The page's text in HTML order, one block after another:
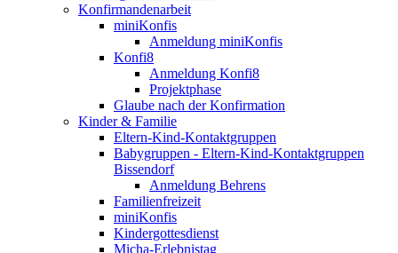
Konfirmandenarbeit
miniKonfis
Anmeldung miniKonfis
Konfi8
Anmeldung Konfi8
Projektphase
Glaube nach der Konfirmation
Kinder & Familie
Eltern-Kind-Kontaktgruppen
Babygruppen - Eltern-Kind-Kontaktgruppen
Bissendorf
Anmeldung Behrens
Familienfreizeit
miniKonfis
Kindergottesdienst
Micha-Erlebnistag